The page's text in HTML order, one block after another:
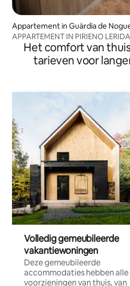
Appartement in Guàrdia de
APPARTEMENT IN PIRIENO LERIDA
Het comfort van
tarieven voor
Volledig gemeubileerde
vakantiewoningen
Deze gemeubileerde
accommodaties hebben alle
voorzieningen van thuis, van